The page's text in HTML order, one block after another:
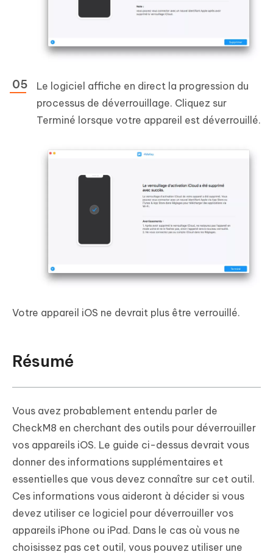
Le logiciel affiche en direct la progression du
processus de déverrouillage. Cliquez sur
Terminé lorsque votre appareil est déverrouillé.
Votre appareil iOS ne devrait plus être verrouillé.
Résumé
Vous avez probablement entendu parler de
CheckM8 en cherchant des outils pour déverrouiller
vos appareils iOS. Le guide ci-dessus devrait vous
donner des informations supplémentaires et
essentielles que vous devez connaître sur cet outil.
Ces informations vous aideront à décider si vous
devez utiliser ce logiciel pour déverrouiller vos
appareils iPhone ou iPad. Dans le cas où vous ne
choisissez pas cet outil, vous pouvez utiliser une